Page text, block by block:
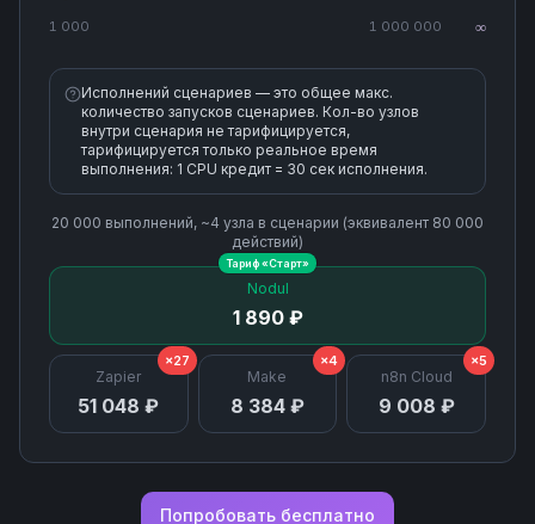
1 000 1 000 000 ∞
Исполнений сценариев — это общее макс.
количество запусков сценариев. Кол-во узлов
внутри сценария не тарифицируется,
тарифицируется только реальное время
выполнения: 1 CPU кредит = 30 сек исполнения.
20 000 выполнений, ~4 узла в сценарии (эквивалент 80 000
действий)
Nodul
1 890 ₽
Тариф «Старт»
Zapier
51 048 ₽
×27
Make
8 384 ₽
×4
n8n Cloud
9 008 ₽
×5
Попробовать бесплатно